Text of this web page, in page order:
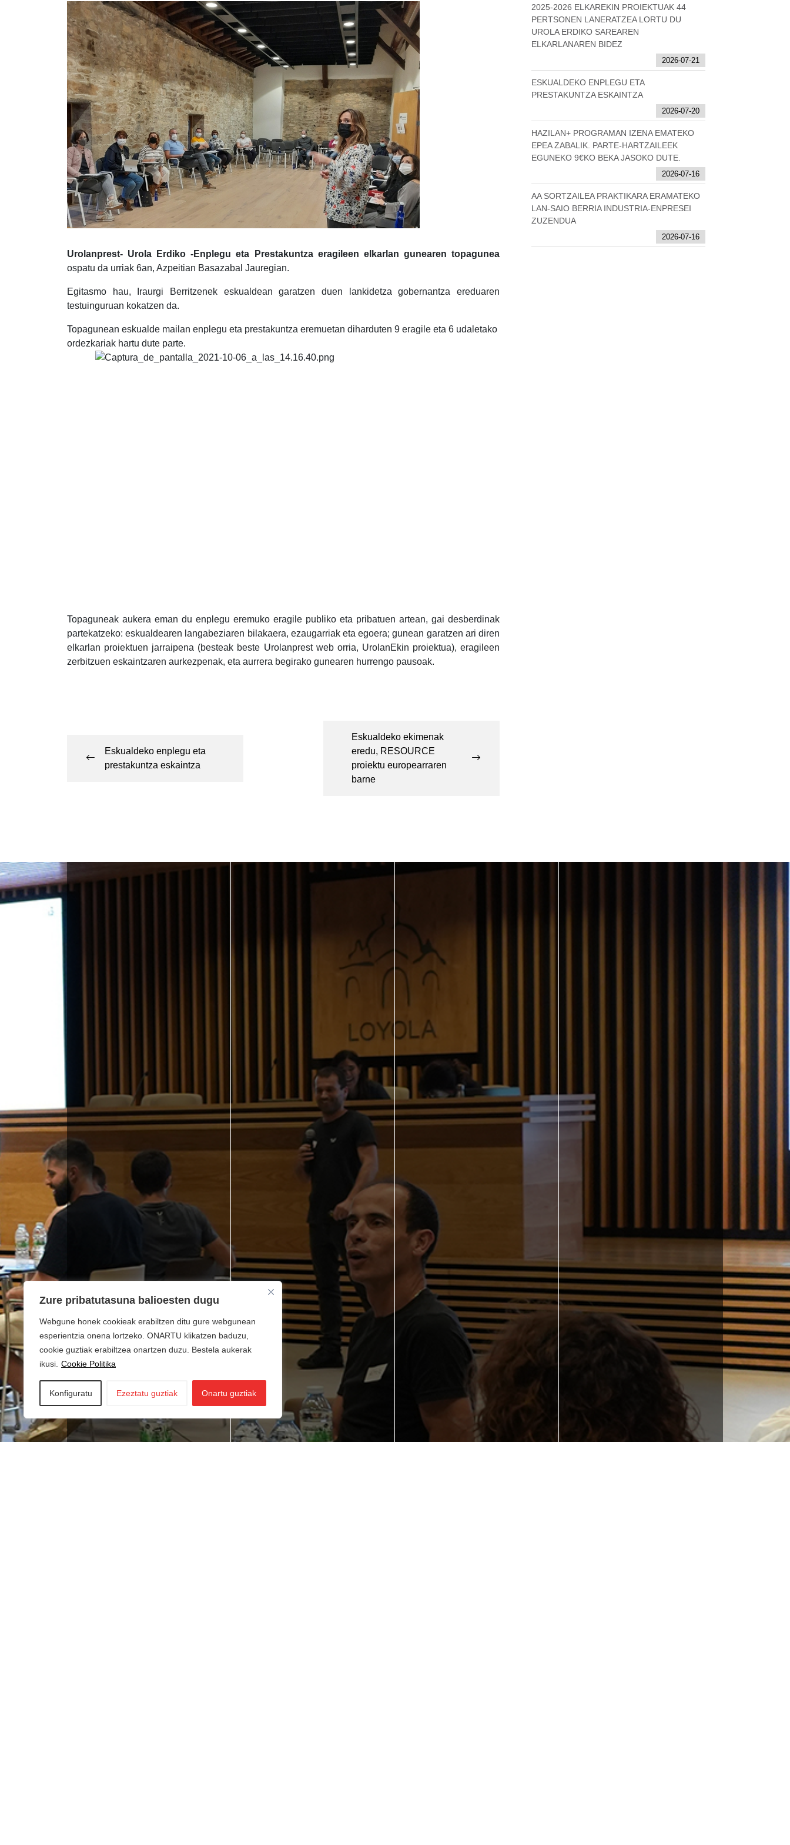
Zure pribatutasuna balioesten dugu
Webgune honek cookieak erabiltzen ditu gure webgunean
esperientzia onena lortzeko. ONARTU klikatzen baduzu,
cookie guztiak erabiltzea onartzen duzu. Bestela aukerak
ikusi. Cookie Politika
Konfiguratu Ezeztatu guztiak Onartu guztiak
Urolanprest- Urola Erdiko -Enplegu eta Prestakuntza eragileen elkarlan gunearen topagunea
ospatu da urriak 6an, Azpeitian Basazabal Jauregian.
Egitasmo hau, Iraurgi Berritzenek eskualdean garatzen duen lankidetza gobernantza ereduaren
testuinguruan kokatzen da.
Topagunean eskualde mailan enplegu eta prestakuntza eremuetan diharduten 9 eragile eta 6 udaletako
ordezkariak hartu dute parte.
Topaguneak aukera eman du enplegu eremuko eragile publiko eta pribatuen artean, gai desberdinak
partekatzeko: eskualdearen langabeziaren bilakaera, ezaugarriak eta egoera; gunean garatzen ari diren
elkarlan proiektuen jarraipena (besteak beste Urolanprest web orria, UrolanEkin proiektua), eragileen
zerbitzuen eskaintzaren aurkezpenak, eta aurrera begirako gunearen hurrengo pausoak.
Eskualdeko enplegu eta
prestakuntza eskaintza
Eskualdeko ekimenak
eredu, RESOURCE
proiektu europearraren
barne
2025-2026 ELKAREKIN PROIEKTUAK 44
PERTSONEN LANERATZEA LORTU DU
UROLA ERDIKO SAREAREN
ELKARLANAREN BIDEZ
2026-07-21
ESKUALDEKO ENPLEGU ETA
PRESTAKUNTZA ESKAINTZA
2026-07-20
HAZILAN+ PROGRAMAN IZENA EMATEKO
EPEA ZABALIK. PARTE-HARTZAILEEK
EGUNEKO 9€KO BEKA JASOKO DUTE.
2026-07-16
AA SORTZAILEA PRAKTIKARA ERAMATEKO
LAN-SAIO BERRIA INDUSTRIA-ENPRESEI
ZUZENDUA
2026-07-16